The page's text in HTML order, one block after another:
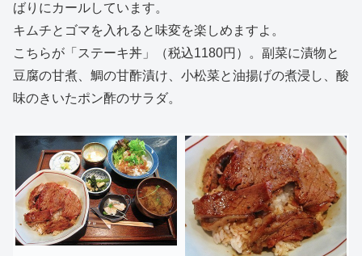
ばりにカールしています。
キムチとゴマを入れると味変を楽しめますよ。
こちらが「ステーキ丼」（税込1180円）。副菜に漬物と
豆腐の甘煮、鯛の甘酢漬け、小松菜と油揚げの煮浸し、酸
味のきいたポン酢のサラダ。